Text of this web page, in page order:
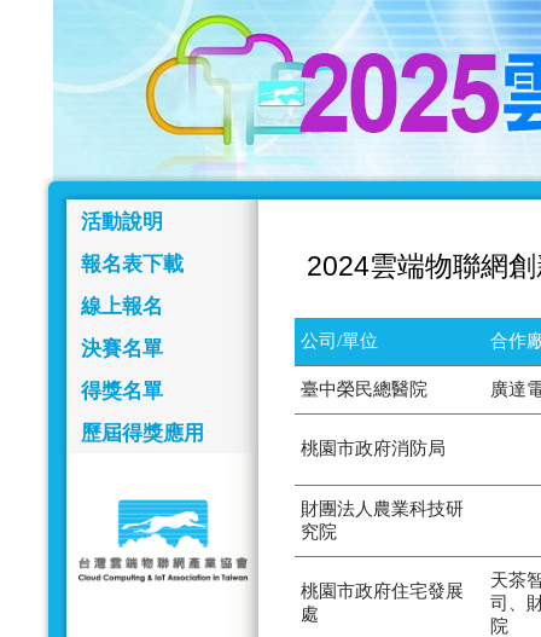
活動說明
報名表下載
線上報名
決賽名單
得獎名單
歷屆得獎應用
2024雲端物聯網
公司/單位 合作
臺中榮民總醫院 廣達
桃園市政府消防局
財團法人農業科技研
究院
桃園市政府住宅發展
處
天茶
司、
院